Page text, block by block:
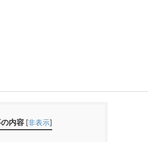
内容 [非表示]